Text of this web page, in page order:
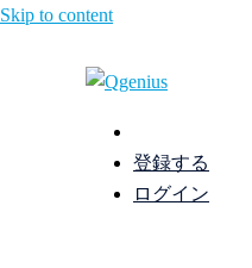
Skip to content
登録する
ログイン